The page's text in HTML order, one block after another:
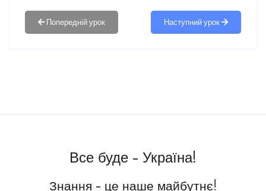
Наступний урок
Все буде - Україна!
Знання - це наше майбутнє!